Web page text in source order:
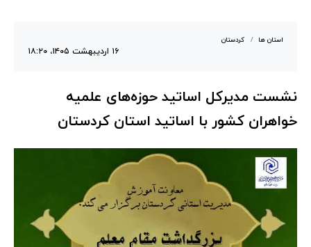
استان ها کردستان
۱۶ اردیبهشت ۱۴۰۵، ۱۸:۲۰
نشست مدیرکل اساتید حوزه‌های علمیه
خواهران کشور با اساتید استان کردستان